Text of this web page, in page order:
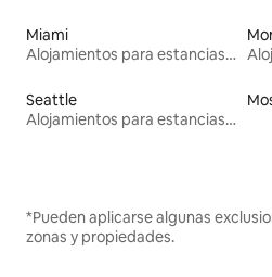
Miami
Alojamientos para estancias largas
Seattle
Alojamientos para estancias largas
*Pueden aplicarse algunas
zonas y propiedades.